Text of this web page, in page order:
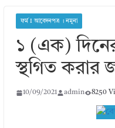
ফর্ম I আবেদনপত্র । নমুনা
১ (এক)
স্থগিত করার
10/09/2021 admin 8250